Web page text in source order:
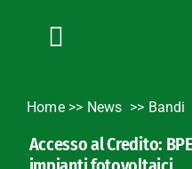
Toggle
News
Home>> News Bandi
Accesso al Credito: